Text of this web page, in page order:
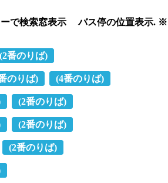
で検索窓表示 バス停の位置表示. ※
(2番のりば)
のりば) (4番のりば)
(2番のりば)
(2番のりば)
(2番のりば)